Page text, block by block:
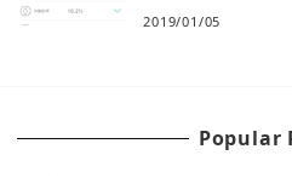
2019/01/05
Popular